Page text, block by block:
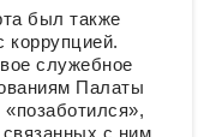
был также
коррупцией.
служебное
Палаты
с ним